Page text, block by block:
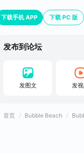
下载手机 APP 下载 PC 版
发布到论坛
发图文 发
首页 Bubble Beach